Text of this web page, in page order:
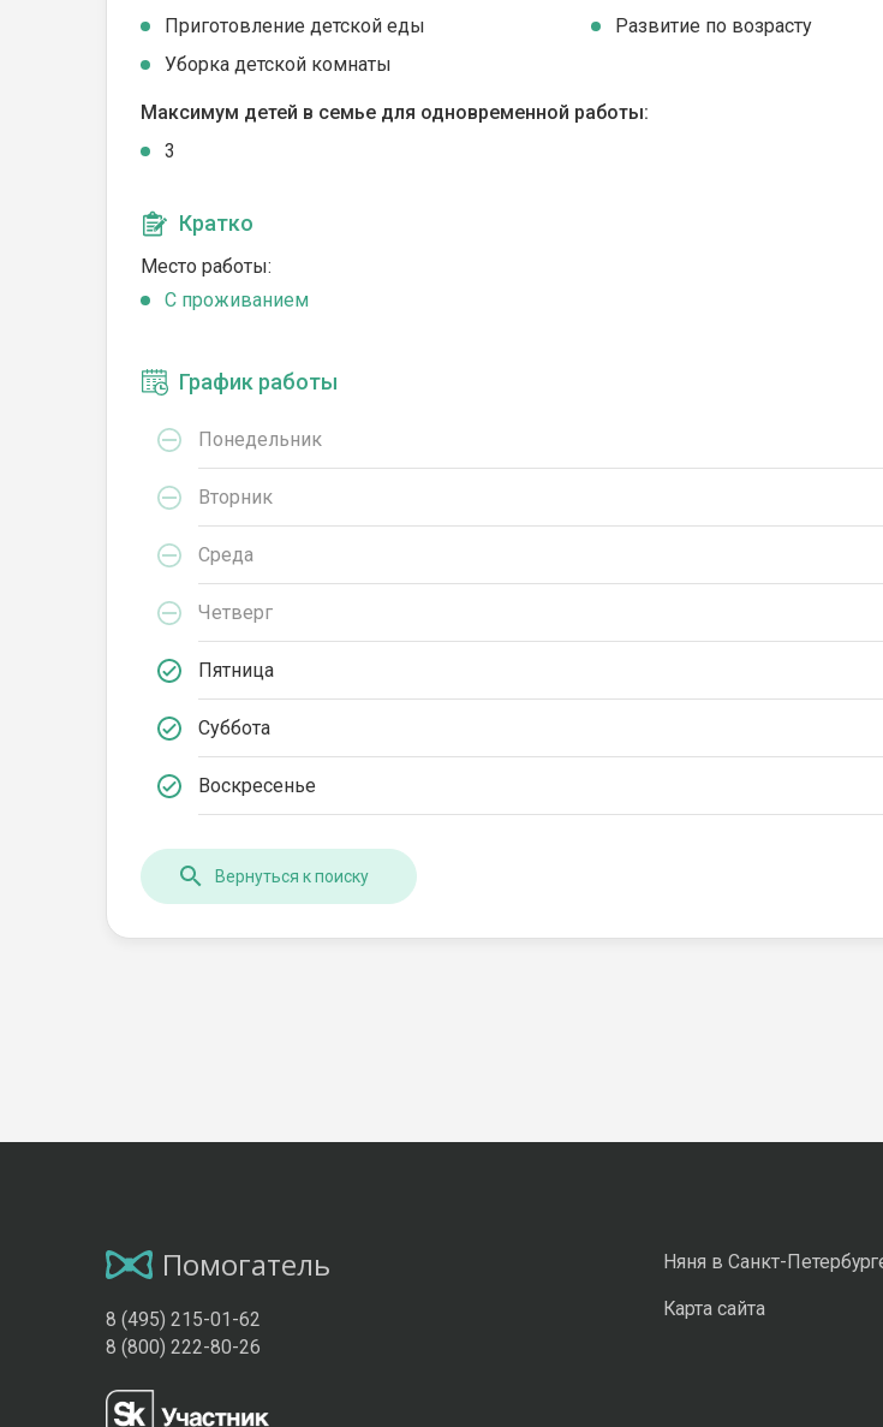
Приготовление детской еды
Развитие по возрасту
Уборка детской комнаты
Максимум детей в семье для одновременной работы:
3
Кратко
Место работы:
C проживанием
График работы
Понедельник
Вторник
Среда
Четверг
Пятница
Суббота
Воскресенье
Вернуться к поиску
Помогатель
8 (495) 215-01-62
8 (800) 222-80-26
Няня в Санкт-
Карта сайта